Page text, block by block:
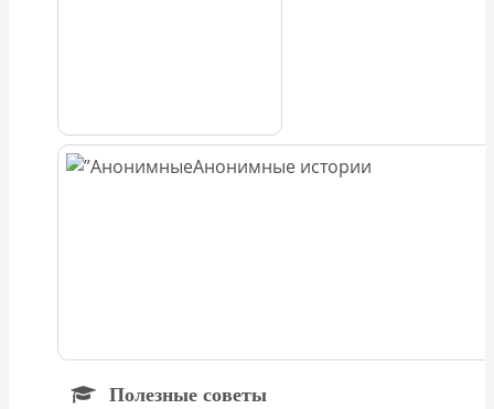
Анонимные истории
Полезные советы